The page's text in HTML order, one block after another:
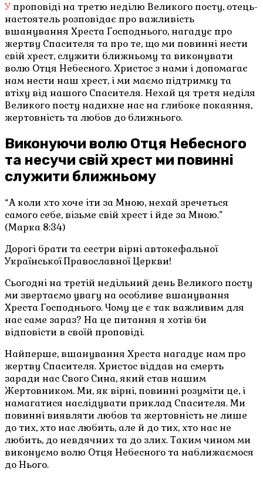
У проповіді на третю неділю Великого посту, отець-
настоятель розповідає про важливість
вшанування Хреста Господнього, нагадує про
жертву Спасителя та про те, що ми повинні нести
свій хрест, служити ближньому та виконувати
волю Отця Небесного. Христос з нами і допомагає
нам нести наш хрест, і ми маємо підтримку та
втіху від нашого Спасителя. Нехай ця третя неділя
Великого посту надихне нас на глибоке покаяння,
жертовність та любов до ближнього.
Виконуючи волю Отця Небесного
та несучи свій хрест ми повинні
служити ближньому
“А коли хто хоче іти за Мною, нехай зречеться
самого себе, візьме свій хрест і йде за Мною.”
(Марка 8:34)
Дорогі брати та сестри вірні автокефальної
Української Православної Церкви!
Сьогодні на третій недільний день Великого посту
ми звертаємо увагу на особливе вшанування
Хреста Господнього. Чому це є так важливим для
нас саме зараз? На це питання я хотів би
відповісти в своїй проповіді.
Найперше, вшанування Хреста нагадує нам про
жертву Спасителя. Христос віддав на смерть
заради нас Свого Сина, який став нашим
Жертовником. Ми, як вірні, повинні розуміти це, і
намагатися наслідувати приклад Спасителя. Ми
повинні виявляти любов та жертовність не лише
до тих, хто нас любить, але й до тих, хто нас не
любить, до невдячних та до злих. Таким чином ми
виконуємо волю Отця Небесного та наближаємося
до Нього.